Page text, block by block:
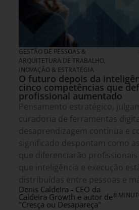
GESTÃO DE PESSOAS &
ARQUITETURA DE TRABALHO,
INOVAÇÃO & ESTRATÉGIA
O futuro depois da
cinco competências que
profissional aumentado
Pensamento estratégico,
curadoria de ferramentas
desaprendizagem contínua e
significado despontam como
que diferenciarão
que inteligência e execução
distribuídas entre pessoas e
Denis Caldeira - CEO da
Caldeira Growth e autor de
"Cresça ou Desapareça"
8